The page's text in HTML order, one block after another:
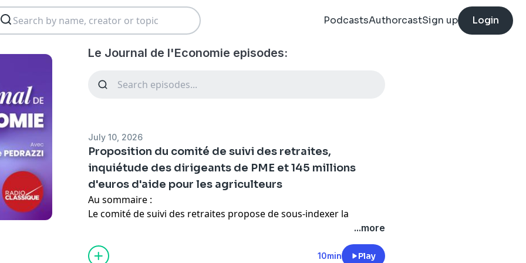
PodcastsAuthorcastSign up Login
Le Journal de l'Economie episodes:
July 10, 2026
Proposition du comité de suivi des retraites,
inquiétude des dirigeants de PME et 145 millions
d'euros d'aide pour les agriculteurs
Au sommaire :
Le comité de suivi des retraites propose de sous-indexer la
revalorisation des pensions de retraite pour rétablir l'équilibre du
Les dirigeants de PME s'inquiètent de la dégradation de la
...more
10min Play